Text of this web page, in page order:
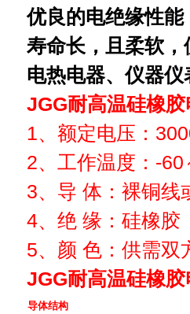
优良的电绝缘性
寿命长，且柔软
电热电器、仪器
JGG耐高温硅橡
1、额定电压：
2、工作温度：-
3、导 体：裸铜线
4、绝 缘：硅橡胶
5、颜 色：供需双
JGG耐高温硅橡胶
导体结构